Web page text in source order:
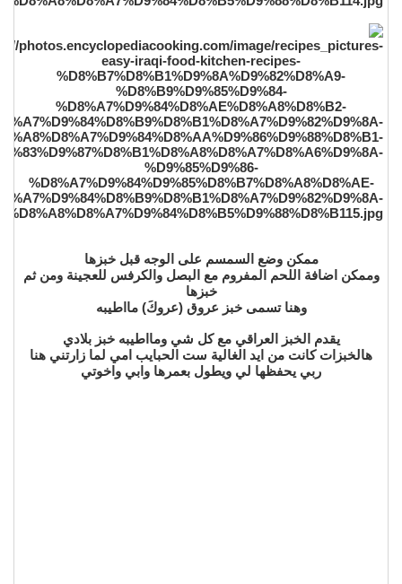
ممكن وضع السمسم على الوجه قبل خبزها
وممكن اضافة اللحم المفروم مع البصل والكرفس للعجينة ومن ثم
خبزها
وهنا تسمى خبز عروق (عروكَ) مااطيبه
يقدم الخبز العراقي مع كل شي ومااطيبه خبز بلادي
هالخبزات كانت من ايد الغالية ست الحبايب امي لما زارتني هنا
ربي يحفظها لي ويطول بعمرها وابي واخوتي